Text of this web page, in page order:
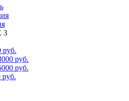
3
руб.
руб.
руб.
руб.